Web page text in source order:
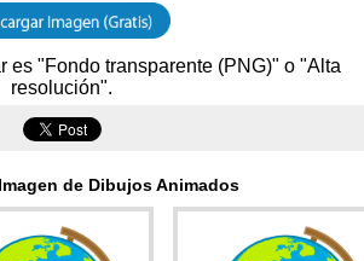
es "Fondo transparente (PNG)" o "Alta
resolución".
de Dibujos Animados